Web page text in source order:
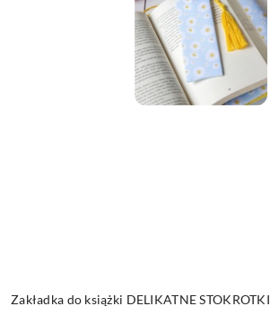
Zakładka do książki DELIKATNE STOKROTKI